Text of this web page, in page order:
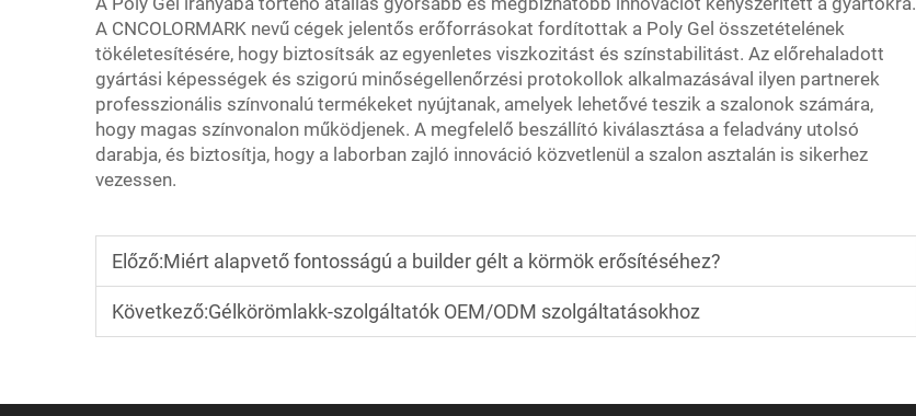
A CNCOLORMARK nevű cégek jelentős erőforrásokat fordítottak a Poly Gel összetételének
tökéletesítésére, hogy biztosítsák az egyenletes viszkozitást és színstabilitást. Az előrehaladott
gyártási képességek és szigorú minőségellenőrzési protokollok alkalmazásával ilyen partnerek
professzionális színvonalú termékeket nyújtanak, amelyek lehetővé teszik a szalonok számára,
hogy magas színvonalon működjenek. A megfelelő beszállító kiválasztása a feladvány utolsó
darabja, és biztosítja, hogy a laborban zajló innováció közvetlenül a szalon asztalán is sikerhez
vezessen.
Előző:Miért alapvető fontosságú a builder gélt a körmök erősítéséhez?
Következő:Gélkörömlakk-szolgáltatók OEM/ODM szolgáltatásokhoz